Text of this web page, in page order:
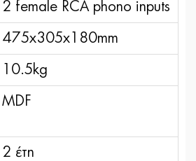
2 female RCA phono inputs
475x305x180mm
10.5kg
MDF
2 έτη